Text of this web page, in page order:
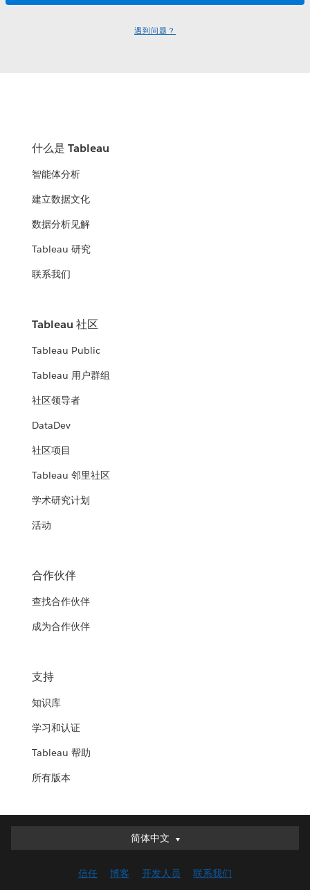
遇到问题？
什么是 Tableau
智能体分析
建立数据文化
数据分析见解
Tableau 研究
联系我们
Tableau 社区
Tableau Public
Tableau 用户群组
社区领导者
DataDev
社区项目
Tableau 邻里社区
学术研究计划
活动
合作伙伴
查找合作伙伴
成为合作伙伴
支持
知识库
学习和认证
Tableau 帮助
所有版本
简体中文
简体中文
English (UK)
信任 博客 开发人员 联系我们